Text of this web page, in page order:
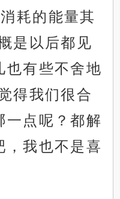
耗的能量其
是以后都见
也有些不舍地
得我们很合
一点呢？都解
，我也不是喜